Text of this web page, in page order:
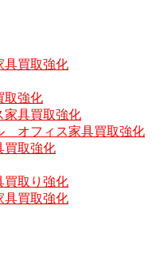
買取強化
強化
具買取強化
オフィス家具買取強化
取強化
取り強化
買取強化